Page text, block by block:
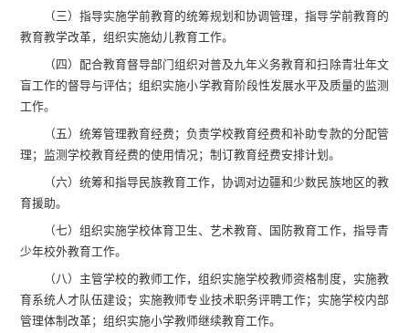
（三）指导实施学前教育的统筹规划和协调管理，指导学前教育的
教育教学改革，组织实施幼儿教育工作。
（四）配合教育督导部门组织对普及九年义务教育和扫除青壮年文
盲工作的督导与评估；组织实施小学教育阶段性发展水平及质量的监测
工作。
（五）统筹管理教育经费；负责学校教育经费和补助专款的分配管
理；监测学校教育经费的使用情况；制订教育经费安排计划。
（六）统筹和指导民族教育工作，协调对边疆和少数民族地区的教
育援助。
（七）组织实施学校体育卫生、艺术教育、国防教育工作，指导青
少年校外教育工作。
（八）主管学校的教师工作，组织实施学校教师资格制度，实施教
育系统人才队伍建设；实施教师专业技术职务评聘工作；实施学校内部
管理体制改革；组织实施小学教师继续教育工作。